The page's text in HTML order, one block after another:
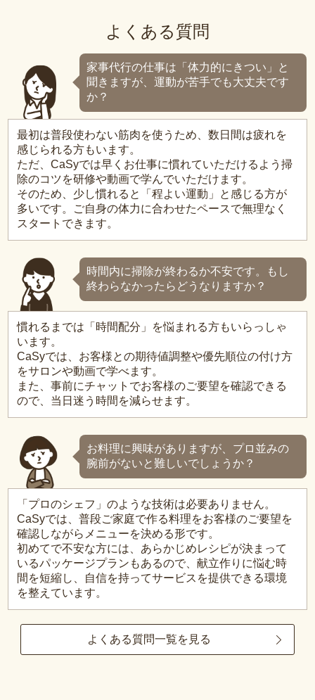
よくある質問
家事代行の仕事は「体力的にきつい」と
聞きますが、運動が苦手でも大丈夫です
か？
最初は普段使わない筋肉を使うため、数日間は疲れを
感じられる方もいます。
ただ、CaSyでは早くお仕事に慣れていただけるよう掃
除のコツを研修や動画で学んでいただけます。
そのため、少し慣れると「程よい運動」と感じる方が
多いです。ご自身の体力に合わせたペースで無理なく
スタートできます。
時間内に掃除が終わるか不安です。もし
終わらなかったらどうなりますか？
慣れるまでは「時間配分」を悩まれる方もいらっしゃ
います。
CaSyでは、お客様との期待値調整や優先順位の付け方
をサロンや動画で学べます。
また、事前にチャットでお客様のご要望を確認できる
ので、当日迷う時間を減らせます。
お料理に興味がありますが、プロ並みの
腕前がないと難しいでしょうか？
「プロのシェフ」のような技術は必要ありません。
CaSyでは、普段ご家庭で作る料理をお客様のご要望を
確認しながらメニューを決める形です。
初めてで不安な方には、あらかじめレシピが決まって
いるパッケージプランもあるので、献立作りに悩む時
間を短縮し、自信を持ってサービスを提供できる環境
を整えています。
よくある質問一覧を見る